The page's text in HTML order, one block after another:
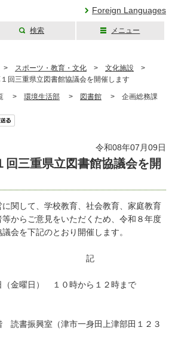
Foreign Languages
検索 メニュー
> スポーツ・教育・文化 > 文化施設 >
回三重県立図書館協議会を開催します
> 環境生活部 > 図書館 > 企画総務課
令和08年07月09日
回三重県立図書館協議会を開
関して、学校教育、社会教育、家庭教育
からご意見をいただくため、令和８年度
会を下記のとおり開催します。
金曜日） １０時から１２時まで
書振興室（津市一身田上津部田１２３